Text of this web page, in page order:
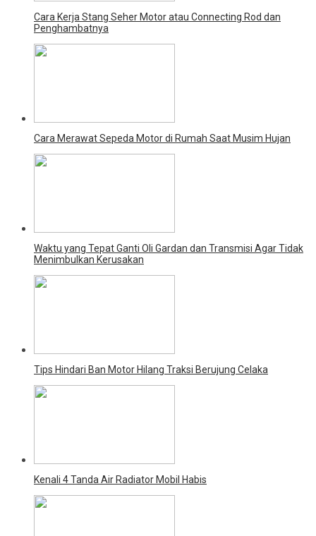
Cara Kerja Stang Seher Motor atau Connecting Rod dan
Penghambatnya
Cara Merawat Sepeda Motor di Rumah Saat Musim Hujan
Waktu yang Tepat Ganti Oli Gardan dan Transmisi Agar Tidak
Menimbulkan Kerusakan
Tips Hindari Ban Motor Hilang Traksi Berujung Celaka
Kenali 4 Tanda Air Radiator Mobil Habis